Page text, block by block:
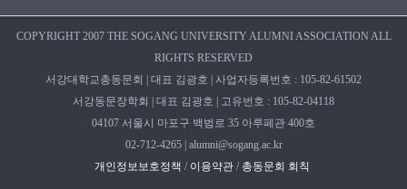
COPYRIGHT 2007 THE SOGANG UNIVERSITY ALUMNI ASSOCIATION ALL
RIGHTS RESERVED
서강대학교총동문회 | 대표 김광호 | 사업자등록번호 : 105-82-61502
서강동문장학회 | 대표 김광호 | 고유번호 : 105-82-04118
04107 서울시 마포구 백범로 35 아루페관 400호
02-712-4265 | alumni@sogang.ac.kr
개인정보보호정책 / 이용약관 / 총동문회 회칙